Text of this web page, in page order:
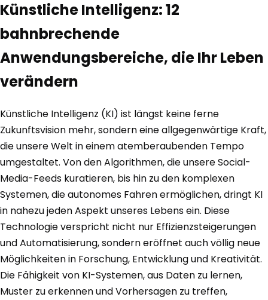
Künstliche Intelligenz: 12
bahnbrechende
Anwendungsbereiche, die Ihr Leben
verändern
Künstliche Intelligenz (KI) ist längst keine ferne
Zukunftsvision mehr, sondern eine allgegenwärtige Kraft,
die unsere Welt in einem atemberaubenden Tempo
umgestaltet. Von den Algorithmen, die unsere Social-
Media-Feeds kuratieren, bis hin zu den komplexen
Systemen, die autonomes Fahren ermöglichen, dringt KI
in nahezu jeden Aspekt unseres Lebens ein. Diese
Technologie verspricht nicht nur Effizienzsteigerungen
und Automatisierung, sondern eröffnet auch völlig neue
Möglichkeiten in Forschung, Entwicklung und Kreativität.
Die Fähigkeit von KI-Systemen, aus Daten zu lernen,
Muster zu erkennen und Vorhersagen zu treffen,